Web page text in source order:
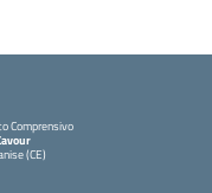
Comprensivo
(CE)